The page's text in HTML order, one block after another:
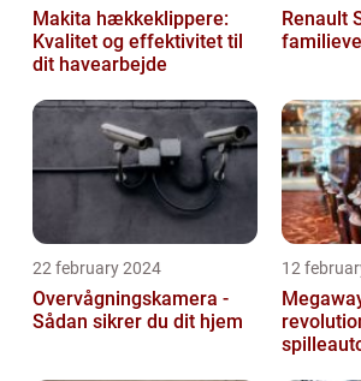
Makita hækkeklippere:
Kvalitet og effektivitet til
dit havearbejde
Renault
22 february 2024
Overvågningskamera -
Sådan sikrer du dit hjem
12